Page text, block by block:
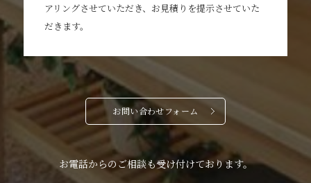
アリングさせていただき、お見積りを提示させていた
だきます。
お問い合わせフォーム
お電話からのご相談も受け付けております。